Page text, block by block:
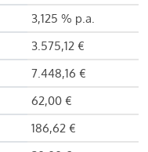
3,125 % p.a.
3.575,12 €
7.448,16 €
62,00 €
186,62 €